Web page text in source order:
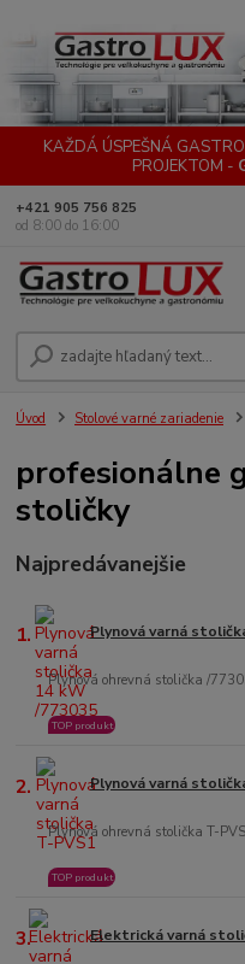
KAŽDÁ ÚSPEŠNÁ
PROJEKTOM -
+421 905 756 825
od 8:00 do 16:00
Úvod Stolové varné zariadenie
profesionálne
stoličky
Najpredávanejšie
1. Plynová varná
Plynová ohrevná stolička /
TOP produkt
2. Plynová varná
Plynová ohrevná stolička T-
TOP produkt
3. Elektrická varná